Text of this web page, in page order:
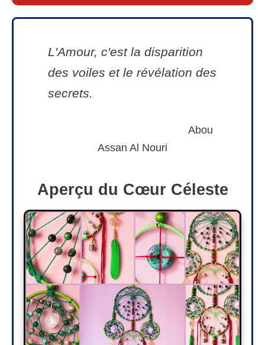
L'Amour, c'est la disparition
des voiles et le révélation des
secrets.
Abou
Assan Al Nouri
Aperçu du Cœur Céleste